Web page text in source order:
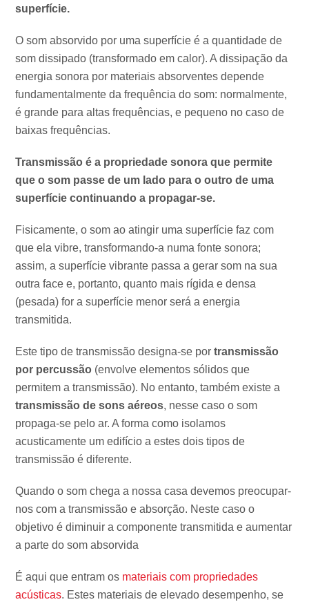
superfície.
O som absorvido por uma superfície é a quantidade de
som dissipado (transformado em calor). A dissipação da
energia sonora por materiais absorventes depende
fundamentalmente da frequência do som: normalmente,
é grande para altas frequências, e pequeno no caso de
baixas frequências.
Transmissão é a propriedade sonora que permite
que o som passe de um lado para o outro de uma
superfície continuando a propagar-se.
Fisicamente, o som ao atingir uma superfície faz com
que ela vibre, transformando-a numa fonte sonora;
assim, a superfície vibrante passa a gerar som na sua
outra face e, portanto, quanto mais rígida e densa
(pesada) for a superfície menor será a energia
transmitida.
Este tipo de transmissão designa-se portransmissão
por percussão (envolve elementos sólidos que
permitem a transmissão). No entanto, também existe a
transmissão de sons aéreos, nesse caso o som
propaga-se pelo ar. A forma como isolamos
acusticamente um edifício a estes dois tipos de
transmissão é diferente.
Quando o som chega a nossa casa devemos preocupar-
nos com a transmissão e absorção. Neste caso o
objetivo é diminuir a componente transmitida e aumentar
a parte do som absorvida
É aqui que entram os materiais com propriedades
acústicas. Estes materiais de elevado desempenho, se